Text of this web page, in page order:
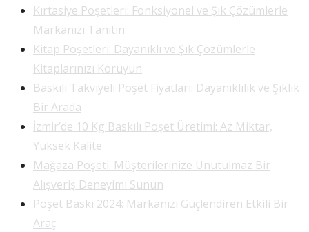
Kırtasiye Poşetleri: Fonksiyonel ve Şık Çözümlerle
Markanızı Tanıtın
Kitap Poşetleri: Dayanıklı ve Şık Çözümlerle
Kitaplarınızı Koruyun
Baskılı Takviyeli Poşet Fiyatları: Dayanıklılık ve Şıklık
Bir Arada
İzmir’de 10 Kg Baskılı Poşet Üretimi: Az Miktar,
Yüksek Kalite
Mağaza Poşeti: Müşterilerinize Unutulmaz Bir
Alışveriş Deneyimi Sunun
Poşet Baskı 2024: Markanızı Güçlendiren Etkili Bir
Araç